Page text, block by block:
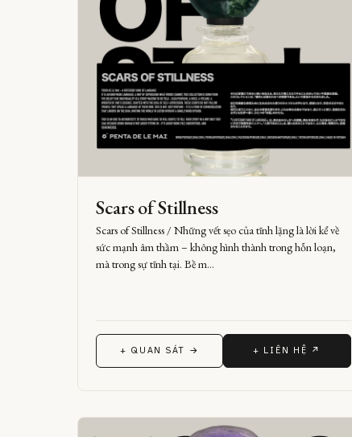
Scars of Stillness
Scars of Stillness / Những vết sẹo của tĩnh lặng là lời kể về
sức mạnh âm thầm – không hình thành trong hỗn loạn,
mà trong sự tĩnh tại. Bề m…
+ QUAN SÁT → + LIÊN HỆ ↗